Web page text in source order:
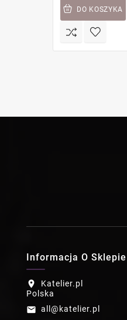
DO KOSZYKA
Informacja O Sklepie
location_on
Katelier.pl
Polska
email all@katelier.pl